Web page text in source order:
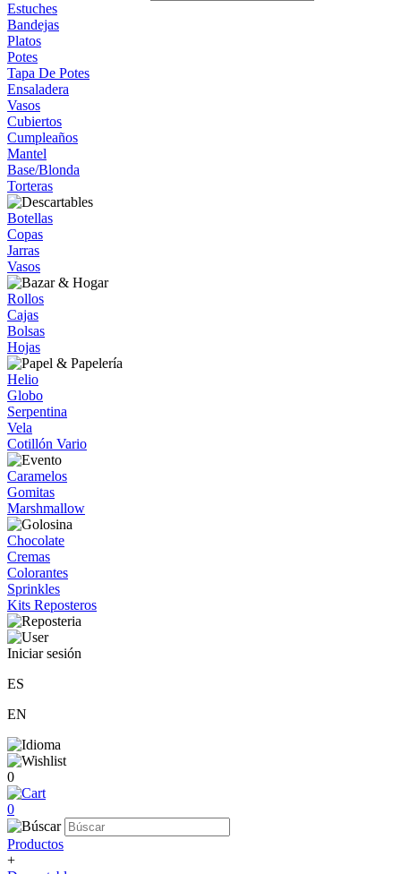
Estuches
Bandejas
Platos
Potes
Tapa De Potes
Ensaladera
Vasos
Cubiertos
Cumpleaños
Mantel
Base/Blonda
Torteras
Botellas
Copas
Jarras
Vasos
Rollos
Cajas
Bolsas
Hojas
Helio
Globo
Serpentina
Vela
Cotillón Vario
Caramelos
Gomitas
Marshmallow
Chocolate
Cremas
Colorantes
Sprinkles
Kits Reposteros
Iniciar sesión
ES
EN
0
0
Productos
+